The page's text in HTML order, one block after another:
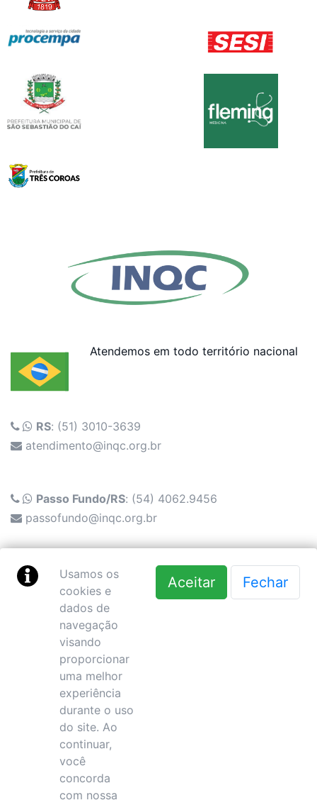
Usamos os
cookies e
dados de
navegação
visando
proporcionar
uma melhor
experiência
durante o uso
do site. Ao
continuar,
você
concorda
com nossa
Aceitar Fechar
Atendemos em todo território nacional
RS: (51) 3010-3639
atendimento@inqc.org.br
Passo Fundo/RS: (54) 4062.9456
passofundo@inqc.org.br
Rio de Janeiro/RJ : (21) 3962-2500
Política de Privacidade
@inqcestagios
Sede Administrativa/Fiscal - RS: Av. Cristóvão
Colombo, 2955 - Sala 401 - Floresta - CEP 90540-145
- Porto Alegre/RS
Escritório Rio de Janeiro/RJ: Rua Alfândega, numero
100, 4 andar - Centro, CEP: 20070-004 - Rio de